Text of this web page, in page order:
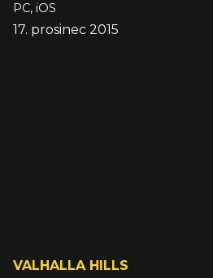
PC, iOS
17. prosinec 2015
VALHALLA HILLS